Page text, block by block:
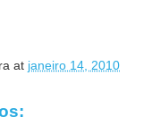
at janeiro 14, 2010